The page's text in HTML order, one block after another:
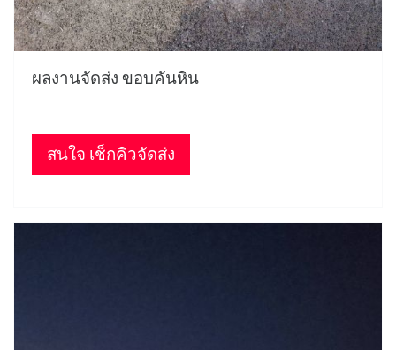
ผลงานจัดส่ง ขอบคันหิน
สนใจ เช็กคิวจัดส่ง